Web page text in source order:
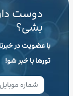
دوست
بشی؟
با عضویت در
تورها با خبر شو!